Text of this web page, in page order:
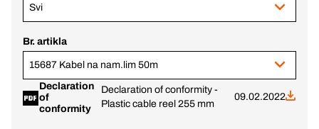
Svi
Br. artikla
15687 Kabel na nam.lim 50m
Declaration
of
conformity
Declaration of conformity -
Plastic cable reel 255 mm
09.02.2022